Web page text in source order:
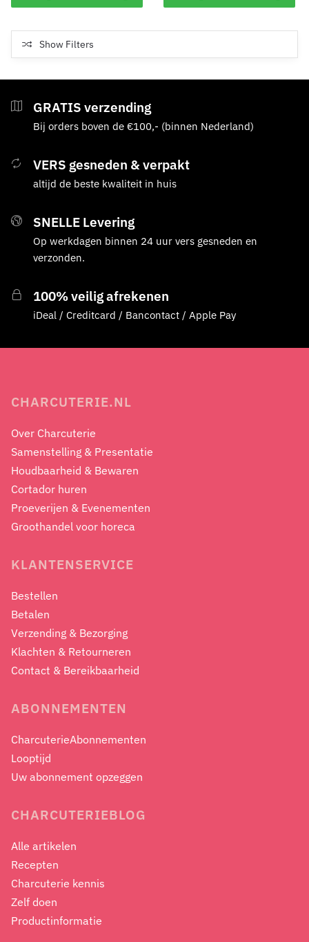
Show Filters
GRATIS verzending
Bij orders boven de €100,- (binnen Nederland)
VERS gesneden & verpakt
altijd de beste kwaliteit in huis
SNELLE Levering
Op werkdagen binnen 24 uur vers gesneden en
verzonden.
100% veilig afrekenen
iDeal / Creditcard / Bancontact / Apple Pay
CHARCUTERIE.NL
Over Charcuterie
Samenstelling & Presentatie
Houdbaarheid & Bewaren
Cortador huren
Proeverijen & Evenementen
Groothandel voor horeca
KLANTENSERVICE
Bestellen
Betalen
Verzending & Bezorging
Klachten & Retourneren
Contact & Bereikbaarheid
ABONNEMENTEN
CharcuterieAbonnementen
Looptijd
Uw abonnement opzeggen
CHARCUTERIEBLOG
Alle artikelen
Recepten
Charcuterie kennis
Zelf doen
Productinformatie